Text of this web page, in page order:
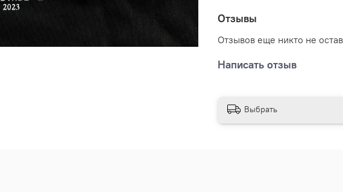
Отзывы
Отзывов еще никто не
Написать отзыв
Выбрать